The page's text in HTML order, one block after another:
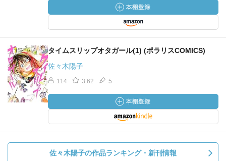
タイムスリップオタガール(1) (ポラリスCOMICS)
佐々木陽子
114 3.62 5
佐々木陽子の作品ランキング・新刊情報